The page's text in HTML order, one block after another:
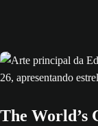
The World’s